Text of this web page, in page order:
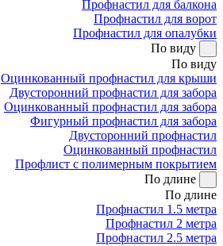
Профнастил для балкона
Профнастил для ворот
Профнастил для опалубки
По виду
По виду
Оцинкованный профнастил для крыши
Двусторонний профнастил для забора
Оцинкованный профнастил для забора
Фигурный профнастил для забора
Двусторонний профнастил
Оцинкованный профнастил
Профлист с полимерным покрытием
По длине
По длине
Профнастил 1.5 метра
Профнастил 2 метра
Профнастил 2.5 метра